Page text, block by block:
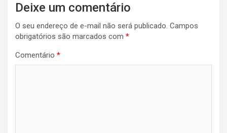
Deixe um comentário
O seu endereço de e-mail não será publicado. Campos
obrigatórios são marcados com *
Comentário *